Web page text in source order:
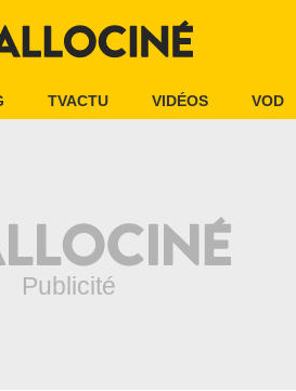
TVACTU VIDÉOS VOD